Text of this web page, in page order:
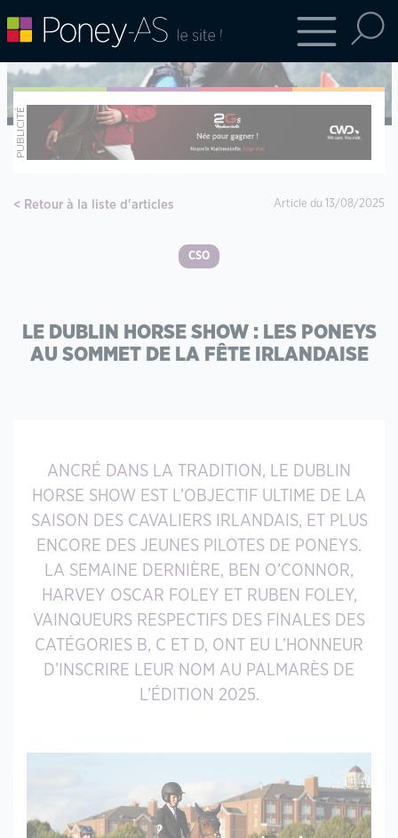
Retour à la liste d'articles Article du 13/08/2025
CSO
LE DUBLIN HORSE SHOW : LES PONEYS
AU SOMMET DE LA FÊTE IRLANDAISE
ANCRÉ DANS LA TRADITION, LE DUBLIN
HORSE SHOW EST L’OBJECTIF ULTIME DE LA
SAISON DES CAVALIERS IRLANDAIS, ET PLUS
ENCORE DES JEUNES PILOTES DE PONEYS.
LA SEMAINE DERNIÈRE, BEN O’CONNOR,
HARVEY OSCAR FOLEY ET RUBEN FOLEY,
VAINQUEURS RESPECTIFS DES FINALES DES
CATÉGORIES B, C ET D, ONT EU L’HONNEUR
D’INSCRIRE LEUR NOM AU PALMARÈS DE
L’ÉDITION 2025.